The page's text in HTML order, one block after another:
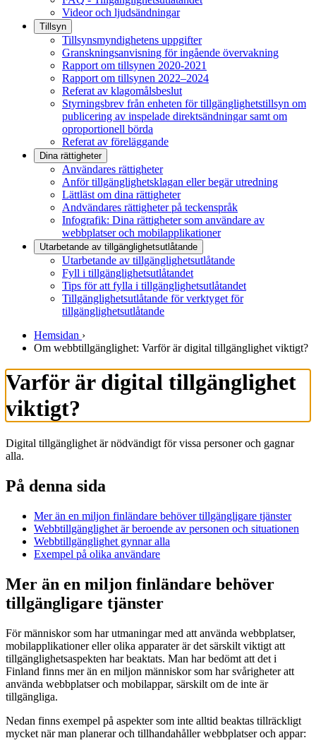
Videor och ljudsändningar
Tillsyn
Tillsynsmyndighetens uppgifter
Granskningsanvisning för ingående övervakning
Rapport om tillsynen 2020-2021
Rapport om tillsynen 2022–2024
Referat av klagomålsbeslut
Styrningsbrev från enheten för tillgänglighetstillsyn om
publicering av inspelade direktsändningar samt om
oproportionell börda
Referat av föreläggande
Dina rättigheter
Användares rättigheter
Anför tillgänglighetsklagan eller begär utredning
Lättläst om dina rättigheter
Andvändares rättigheter på teckenspråk
Infografik: Dina rättigheter som användare av
webbplatser och mobilapplikationer
Utarbetande av tillgänglighets­utlåtande
Utarbetande av tillgänglighetsutlåtande
Fyll i tillgänglighetsutlåtandet
Tips för att fylla i tillgänglighetsutlåtandet
Tillgänglighetsutlåtande för verktyget för
tillgänglighetsutlåtande
Hemsidan ›
Om webbtillgänglighet: Varför är digital tillgänglighet viktigt?
Varför är digital tillgänglighet
viktigt?
Digital tillgänglighet är nödvändigt för vissa personer och gagnar
alla.
På denna sida
Mer än en miljon finländare behöver tillgängligare tjänster
Webbtillgänglighet är beroende av personen och situationen
Webbtillgänglighet gynnar alla
Exempel på olika användare
Mer än en miljon finländare behöver
tillgängligare tjänster
För människor som har utmaningar med att använda webbplatser,
mobilapplikationer eller olika apparater är det särskilt viktigt att
tillgänglighetsaspekten har beaktats. Man har bedömt att det i
Finland finns mer än en miljon människor som har svårigheter att
använda webbplatser och mobilappar, särskilt om de inte är
tillgängliga.
Nedan finns exempel på aspekter som inte alltid beaktas tillräckligt
mycket när man planerar och tillhandahåller webbplatser och appar: